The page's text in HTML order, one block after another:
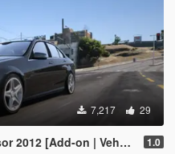
7,217 29
on | VehFuncsV | Tuning] 1.0